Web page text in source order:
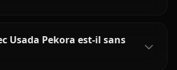
Usada Pekora est-il sans